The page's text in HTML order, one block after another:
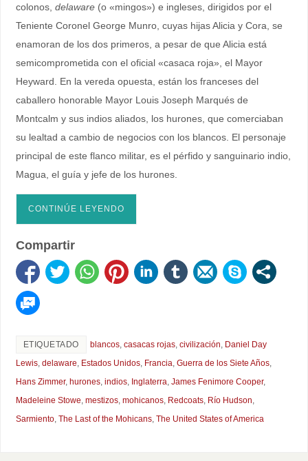
colonos, delaware(o «mingos») e ingleses, dirigidos por el
Teniente Coronel George Munro, cuyas hijas Alicia y Cora, se
enamoran de los dos primeros, a pesar de que Alicia está
semicomprometida con el oficial «casaca roja», el Mayor
Heyward. En la vereda opuesta, están los franceses del
caballero honorable Mayor Louis Joseph Marqués de
Montcalm y sus indios aliados, los hurones, que comerciaban
su lealtad a cambio de negocios con los blancos. El personaje
principal de este flanco militar, es el pérfido y sanguinario indio,
Magua, el guía y jefe de los hurones.
CONTINÚE LEYENDO
Compartir
ETIQUETADO blancos, casacas rojas, civilización, Daniel Day
Lewis, delaware, Estados Unidos, Francia, Guerra de los Siete Años,
Hans Zimmer, hurones, indios, Inglaterra, James Fenimore Cooper,
Madeleine Stowe, mestizos, mohicanos, Redcoats, Río Hudson,
Sarmiento, The Last of the Mohicans, The United States of America